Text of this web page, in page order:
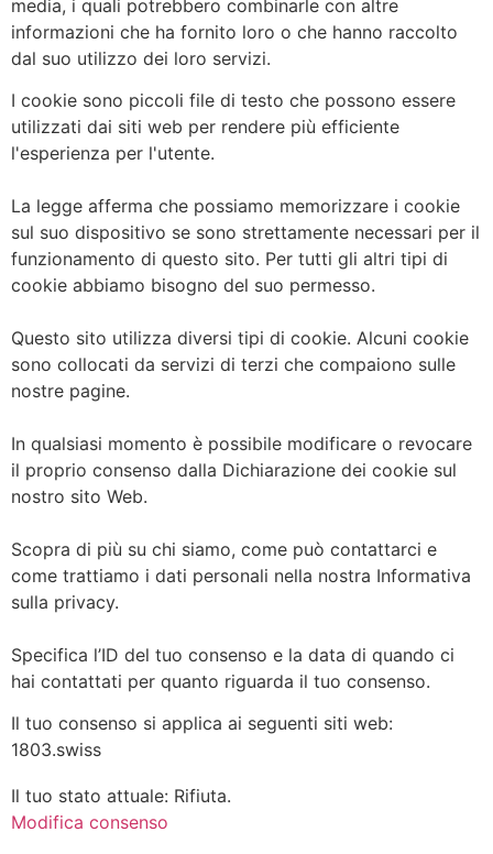
media, i quali potrebbero combinarle con altre
informazioni che ha fornito loro o che hanno raccolto
dal suo utilizzo dei loro servizi.
I cookie sono piccoli file di testo che possono essere
utilizzati dai siti web per rendere più efficiente
l'esperienza per l'utente.
La legge afferma che possiamo memorizzare i cookie
sul suo dispositivo se sono strettamente necessari per il
funzionamento di questo sito. Per tutti gli altri tipi di
cookie abbiamo bisogno del suo permesso.
Questo sito utilizza diversi tipi di cookie. Alcuni cookie
sono collocati da servizi di terzi che compaiono sulle
nostre pagine.
In qualsiasi momento è possibile modificare o revocare
il proprio consenso dalla Dichiarazione dei cookie sul
nostro sito Web.
Scopra di più su chi siamo, come può contattarci e
come trattiamo i dati personali nella nostra Informativa
sulla privacy.
Specifica l’ID del tuo consenso e la data di quando ci
hai contattati per quanto riguarda il tuo consenso.
Il tuo consenso si applica ai seguenti siti web:
1803.swiss
Il tuo stato attuale: Rifiuta.
Modifica consenso